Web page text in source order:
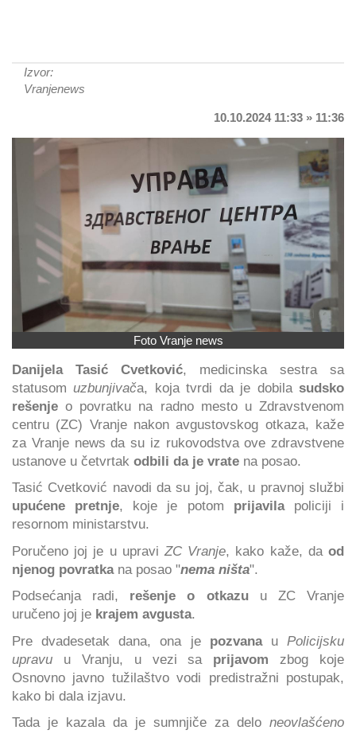
Izvor:
Vranjenews
10.10.2024 11:33 » 11:36
Foto Vranje news
Danijela Tasić Cvetković, medicinska sestra sa
statusomuzbunjivača, koja tvrdi da je dobilasudsko
rešenje o povratku na radno mesto u Zdravstvenom
centru (ZC) Vranje nakon avgustovskog otkaza, kaže
za Vranje news da su iz rukovodstva ove zdravstvene
ustanove u četvrtak odbili da je vrate na posao.
Tasić Cvetković navodi da su joj, čak, u pravnoj službi
upućene pretnje, koje je potom prijavila policiji i
resornom ministarstvu.
Poručeno joj je u upravi ZC Vranje, kako kaže, daod
njenog povratkana posao "nema ništa".
Podsećanja radi, rešenje o otkazuu ZC Vranje
uručeno joj je krajem avgusta.
Pre dvadesetak dana, ona je pozvanauPolicijsku
upravu u Vranju, u vezi sa prijavom zbog koje
Osnovno javno tužilaštvo vodi predistražni postupak,
kako bi dala izjavu.
Tada je kazala da je sumnjiče za delo neovlašćeno